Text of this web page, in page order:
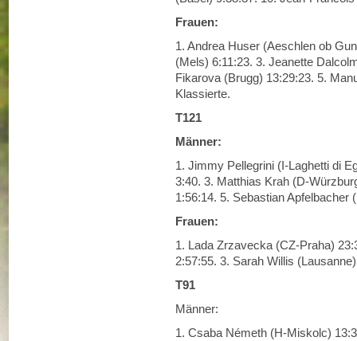
Frauen:
1. Andrea Huser (Aeschlen ob
(Mels) 6:11:23. 3. Jeanette
Fikarova (Brugg) 13:29:23. 5.
Klassierte.
T121
Männer:
1. Jimmy Pellegrini (I-Laghetti di
3:40. 3. Matthias Krah (D-
1:56:14. 5. Sebastian Apfelbacher
Frauen:
1. Lada Zrzavecka (CZ-Praha)
2:57:55. 3. Sarah Willis
T91
Männer:
1. Csaba Németh (H-Miskolc)